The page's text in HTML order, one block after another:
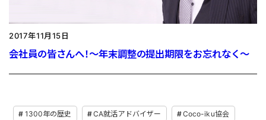
2017年11月15日
会社員の皆さんへ！〜年末調整の提出期限をお忘れなく〜
1300年の歴史 CA就活アドバイザー Coco-iku協会